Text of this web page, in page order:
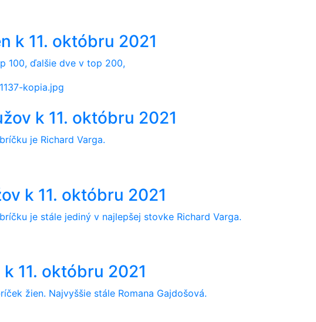
k 11. októbru 2021
100, ďalšie dve v top 200,
k 11. októbru 2021
je Richard Varga.
k 11. októbru 2021
je stále jediný v najlepšej stovke Richard Varga.
11. októbru 2021
žien. Najvyššie stále Romana Gajdošová.